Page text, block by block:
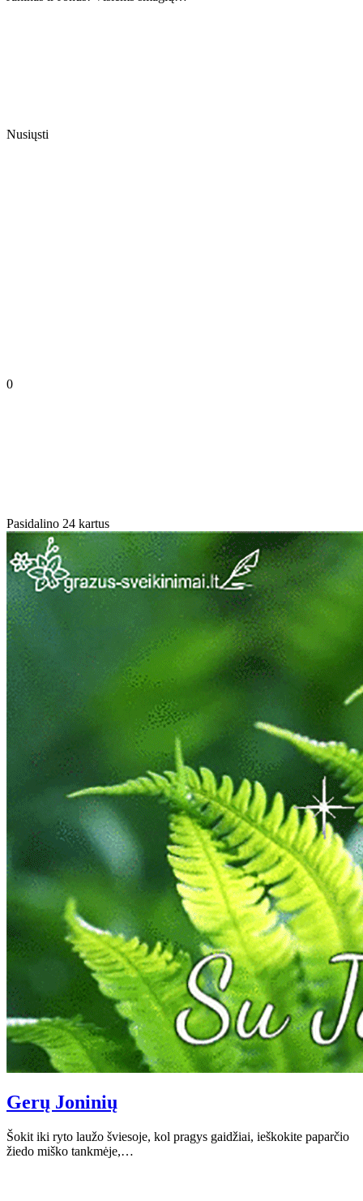
Nusiųsti
0
Pasidalino 24 kartus
Gerų Joninių
Šokit iki ryto laužo šviesoje, kol pragys gaidžiai, ieškokite paparčio
žiedo miško tankmėje,…